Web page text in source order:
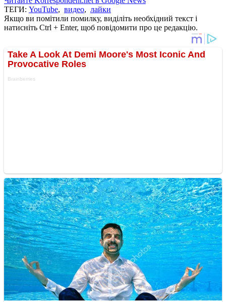
ТЕГИ: YouTube, видео, лайки
Якщо ви помітили помилку, виділіть необхідний текст і
натисніть Ctrl + Enter, щоб повідомити про це редакцію.